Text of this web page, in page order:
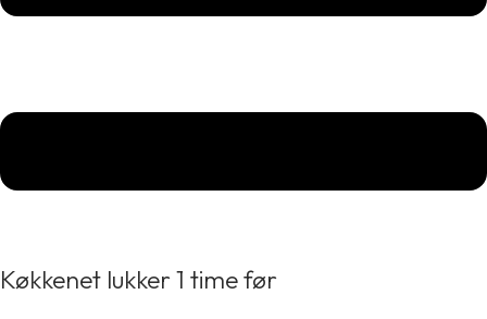
Køkkenet lukker 1 time før